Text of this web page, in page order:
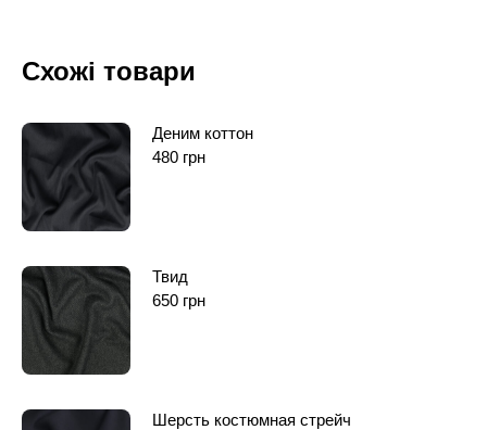
Схожі товари
Деним коттон
480 грн
Твид
650 грн
Шерсть костюмная стрейч